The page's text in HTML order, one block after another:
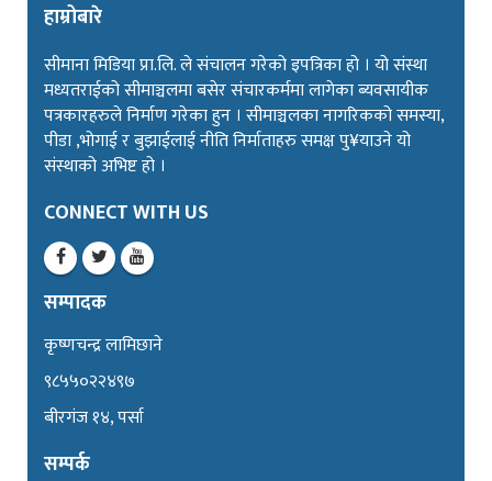
हाम्रोबारे
सीमाना मिडिया प्रा.लि. ले संचालन गरेको इपत्रिका हो । यो संस्था
मध्यतराईको सीमाञ्चलमा बसेर संचारकर्ममा लागेका ब्यवसायीक
पत्रकारहरुले निर्माण गरेका हुन । सीमाञ्चलका नागरिकको समस्या,
पीडा ,भोगाई र बुझाईलाई नीति निर्माताहरु समक्ष पु¥याउने यो
संस्थाको अभिष्ट हो ।
CONNECT WITH US
सम्पादक
कृष्णचन्द्र लामिछाने
९८५५०२२४९७
बीरगंज १४, पर्सा
सम्पर्क